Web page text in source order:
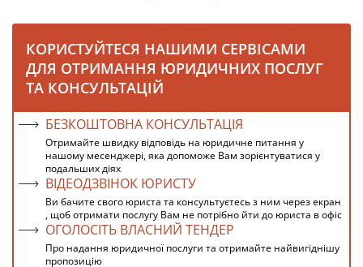
КОРИСТУЙТЕСЯ НАШИМИ СЕРВІСАМИ
ДЛЯ ОТРИМАННЯ ЮРИДИЧНИХ ПОСЛУГ
ТА КОНСУЛЬТАЦІЙ
БЕЗКОШТОВНА КОНСУЛЬТАЦІЯ
Отримайте швидку відповідь на юридичне питання у
нашому месенджері, яка допоможе Вам зорієнтуватися у
подальших діях
ВІДЕОДЗВІНОК ЮРИСТУ
Ви бачите свого юриста та консультуєтесь з ним через екран
, щоб отримати послугу Вам не потрібно йти до юриста в офіс
ОГОЛОСІТЬ ВЛАСНИЙ ТЕНДЕР
Про надання юридичної послуги та отримайте найвигіднішу
пропозицію